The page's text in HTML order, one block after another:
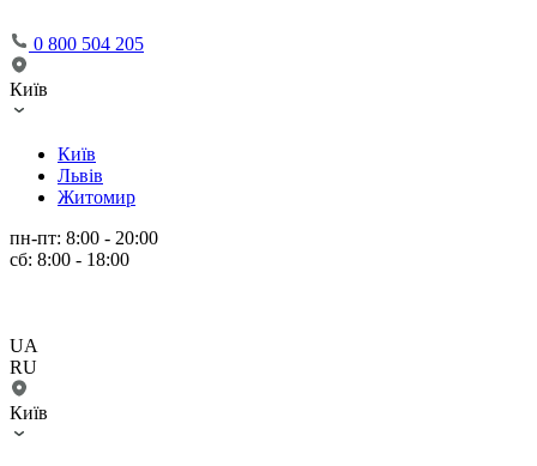
0 800 504 205
Київ
Київ
Львів
Житомир
пн-пт: 8:00 - 20:00
сб: 8:00 - 18:00
UA
RU
Київ